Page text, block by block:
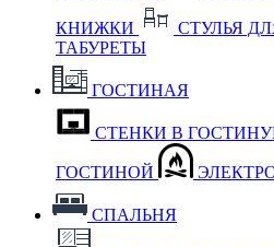
КНИЖКИ
СТУЛЬЯ
ТАБУРЕТЫ
ГОСТИНАЯ
СТЕНКИ В
ГОСТИНОЙ
СПАЛЬНЯ